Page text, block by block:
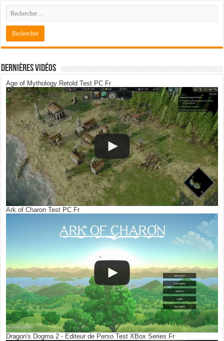
Dernières Vidéos
Age of Mythology Retold Test PC Fr
Ark of Charon Test PC Fr
Dragon's Dogma 2 - Editeur de Perso Test XBox Series Fr